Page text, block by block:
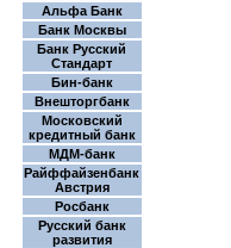
Альфа Банк
Банк Москвы
Банк Русский
Стандарт
Бин-банк
Внешторгбанк
Московский
кредитный банк
МДМ-банк
Райффайзенбанк
Австрия
Росбанк
Русский банк
развития